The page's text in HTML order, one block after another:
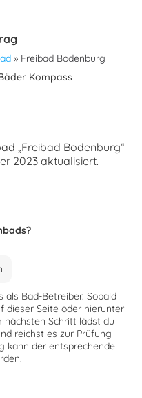
» Freibad Bodenburg
Kompass
„Freibad Bodenburg“
2023 aktualisiert.
als Bad-Betreiber. Sobald
dieser Seite oder hierunter
nächsten Schritt lädst du
reichst es zur Prüfung
kann der entsprechende